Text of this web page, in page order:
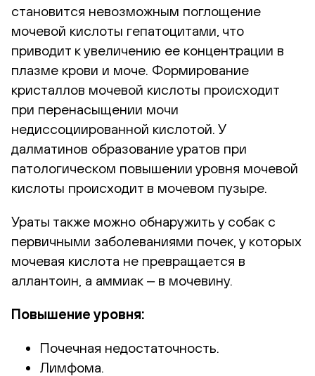
становится невозможным поглощение
мочевой кислоты гепатоцитами, что
приводит к увеличению ее концентрации в
плазме крови и моче. Формирование
кристаллов мочевой кислоты происходит
при перенасыщении мочи
недиссоциированной кислотой. У
далматинов образование уратов при
патологическом повышении уровня мочевой
кислоты происходит в мочевом пузыре.
Ураты также можно обнаружить у собак с
первичными заболеваниями почек, у которых
мочевая кислота не превращается в
аллантоин, а аммиак ‒ в мочевину.
Повышение уровня:
Почечная недостаточность.
Лимфома.